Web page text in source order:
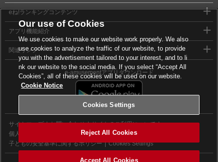
eね!ランキングコンテンツ
アプリ機能紹介
関連リンク
e-amusementアプリダウンロード
サイトマップ お問い合わせ
サイトのご利用について
個人情報等保護方針
外部送信について
子どもの安全基準に関するポリシー
Cookies Settings
Our use of Cookies
We use cookies to make our website work properly. We also
use cookies to analyze the traffic of our website, to provide
you with the advertisement tailored to your interest, and to li
nk our website to the social media. If you select “Accept All
Cookies”, all of these cookies will be used on our website.
Cookie Notice
Cookies Settings
Reject All Cookies
Accept All Cookies